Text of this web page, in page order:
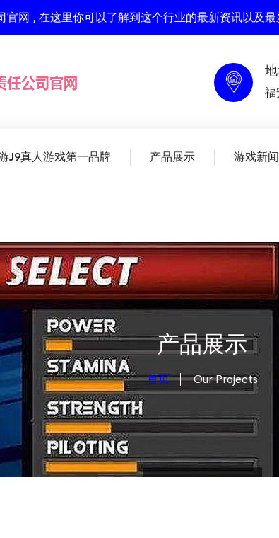
网 , 在这里你可以了解到这个行业的最新资讯以及
福
J9真人游戏第一品牌 产品展示 游戏新闻
产品展示
首页 Our Projects